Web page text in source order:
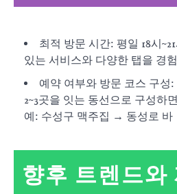
최적 방문 시간: 평일 18시
있는 서비스와 다양한 탭을 경
예약 여부와 방문 코스 구성
2~3곳을 잇는 동선으로 구성하
예: 수성구 맥주집 → 동성로
향후 트렌드와